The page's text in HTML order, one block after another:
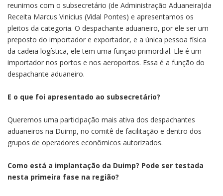
reunimos com o subsecretário (de Administração Aduaneira)da
Receita Marcus Vinicius (Vidal Pontes) e apresentamos os
pleitos da categoria. O despachante aduaneiro, por ele ser um
preposto do importador e exportador, e a única pessoa física
da cadeia logística, ele tem uma função primordial. Ele é um
importador nos portos e nos aeroportos. Essa é a função do
despachante aduaneiro.
E o que foi apresentado ao subsecretário?
Queremos uma participação mais ativa dos despachantes
aduaneiros na Duimp, no comitê de facilitação e dentro dos
grupos de operadores econômicos autorizados.
Como está a implantação da Duimp? Pode ser testada
nesta primeira fase na região?